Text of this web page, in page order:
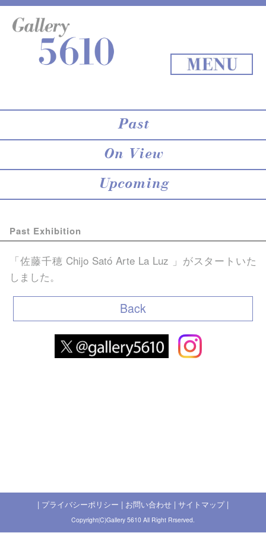
MENU
Exhibition
About 5610
Archives
Map
online store
Staff Blog
Past
On View
Upcoming
Past Exhibition
「佐藤千穂 Chijo Sató Arte La Luz 」がスタートいた
しました。
Back
| プライバシーポリシー | お問い合わせ | サイトマップ |
Copyright(C)Gallery 5610 All Right Rrserved.